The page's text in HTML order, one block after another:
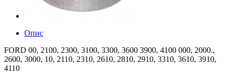
Опис
FORD 00, 2100, 2300, 3100, 3300, 3600 3900, 4100 000, 2000.,
2600, 3000, 10, 2110, 2310, 2610, 2810, 2910, 3310, 3610, 3910,
4110